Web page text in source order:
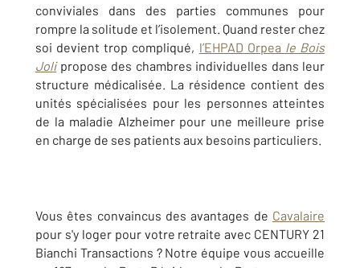
conviviales dans des parties communes pour
rompre la solitude et l’isolement. Quand rester chez
soi devient trop compliqué, l’EHPAD Orpea le Bois
Jolipropose des chambres individuelles dans leur
structure médicalisée. La résidence contient des
unités spécialisées pour les personnes atteintes
de la maladie Alzheimer pour une meilleure prise
en charge de ses patients aux besoins particuliers.
Vous êtes convaincus des avantages de Cavalaire
pour s'y loger pour votre retraite avec CENTURY 21
Bianchi Transactions ? Notre équipe vous accueille